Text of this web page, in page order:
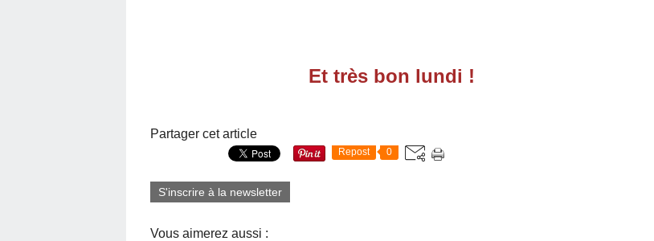
Et très bon lundi !
Partager cet article
Repost 0
S'inscrire à la newsletter
Vous aimerez aussi :